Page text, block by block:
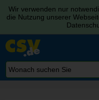
Wir verwenden nur
die Nutzung unserer